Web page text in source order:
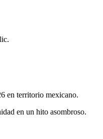
en territorio mexicano.
en un hito asombroso.